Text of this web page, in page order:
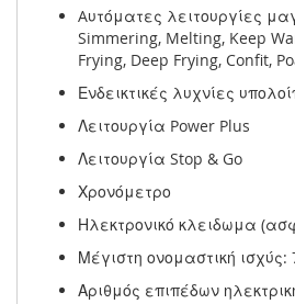
Aυτόματες λειτουργίες
Simmering, Melting, Keep
Frying, Deep Frying, Confit,
Ενδεικτικές λυχνίες
Λειτουργία Power Plus
Λειτουργία Stop & Go
Χρονόμετρο
Ηλεκτρονικό κλειδωμα
Μέγιστη ονομαστική ισχύς:
Αριθμός επιπέδων